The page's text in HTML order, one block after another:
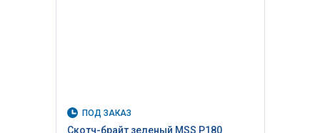
ПОД ЗАКАЗ
Скотч-брайт зеленый MSS P180